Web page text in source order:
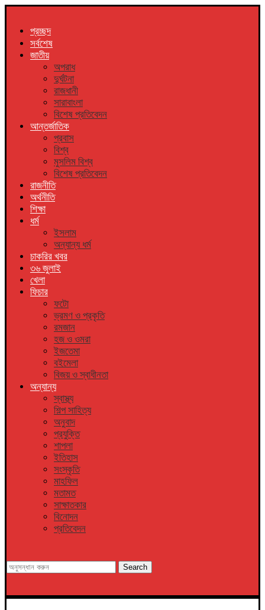
প্রচ্ছদ
সর্বশেষ
জাতীয়
অপরাধ
দুর্ঘটনা
রাজধানী
সারাবাংলা
বিশেষ প্রতিবেদন
আন্তর্জাতিক
প্রবাস
বিশ্ব
মুসলিম বিশ্ব
বিশেষ প্রতিবেদন
রাজনীতি
অর্থনীতি
শিক্ষা
ধর্ম
ইসলাম
অন্যান্য ধর্ম
চাকরির খবর
৩৬ জুলাই
খেলা
ফিচার
ফটো
ভ্রমণ ও প্রকৃতি
রমজান
হজ ও ওমরা
ইজতেমা
বইমেলা
বিজয় ও স্বাধীনতা
অন্যান্য
স্বাস্থ্য
শিল্প সাহিত্য
অনুবাদ
প্রযুক্তি
শাপলা
ইতিহাস
সংস্কৃতি
মাহফিল
মতামত
সাক্ষাতকার
বিনোদন
প্রতিবেদন
Search